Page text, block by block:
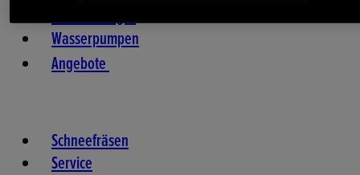
Wasserpumpen
Angebote
Schneefräsen
Service